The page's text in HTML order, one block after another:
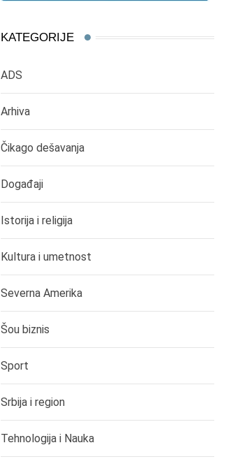
KATEGORIJE
ADS
Arhiva
Čikago dešavanja
Događaji
Istorija i religija
Kultura i umetnost
Severna Amerika
Šou biznis
Sport
Srbija i region
Tehnologija i Nauka